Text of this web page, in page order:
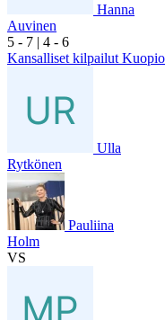
Hanna
Auvinen
5 - 7 | 4 - 6
Kansalliset kilpailut
Ulla
Rytkönen
Pauliina
Holm
VS